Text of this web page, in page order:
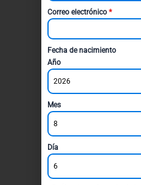
Correo electrónico *
Fecha de nacimiento
Año
2026
Mes
8
Día
6